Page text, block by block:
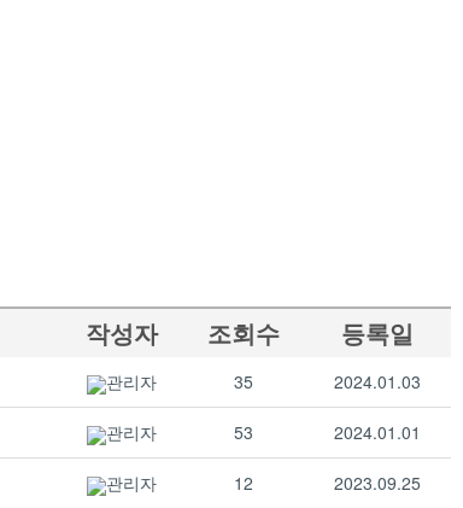
작성자 조회수 등록일
관리자 35 2024.01.03
관리자 53 2024.01.01
관리자 12 2023.09.25